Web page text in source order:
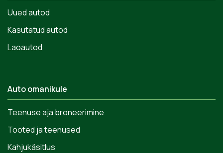
Uued autod
Kasutatud autod
Laoautod
Auto omanikule
Teenuse aja broneerimine
Tooted ja teenused
Kahjukäsitlus